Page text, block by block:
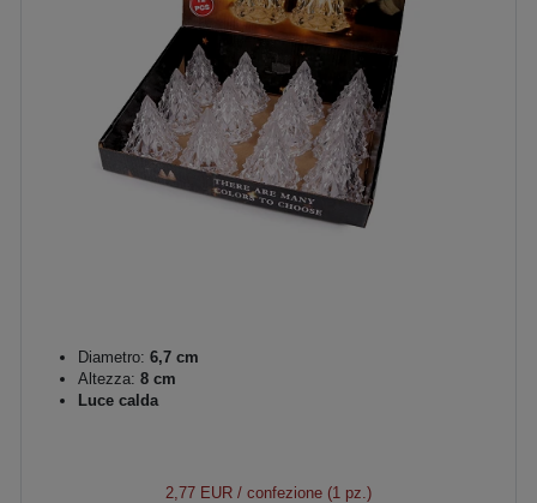
Diametro: 6,7 cm
Altezza: 8 cm
Luce calda
2,77 EUR / confezione (1 pz.)